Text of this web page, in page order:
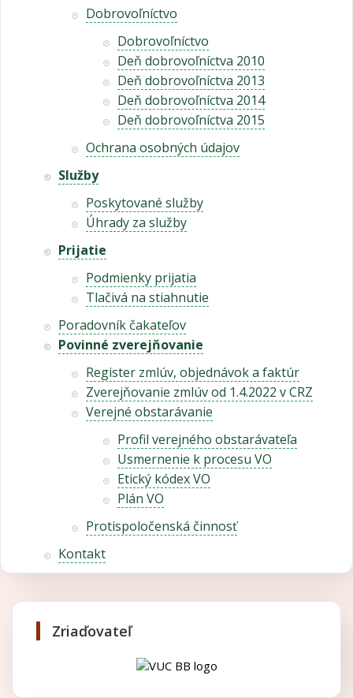
Dobrovoľníctvo
Dobrovoľníctvo
Deň dobrovoľníctva 2010
Deň dobrovoľníctva 2013
Deň dobrovoľníctva 2014
Deň dobrovoľníctva 2015
Ochrana osobných údajov
Služby
Poskytované služby
Úhrady za služby
Prijatie
Podmienky prijatia
Tlačivá na stiahnutie
Poradovník čakateľov
Povinné zverejňovanie
Register zmlúv, objednávok a faktúr
Zverejňovanie zmlúv od 1.4.2022 v CRZ
Verejné obstarávanie
Profil verejného obstarávateľa
Usmernenie k procesu VO
Etický kódex VO
Plán VO
Protispoločenská činnosť
Kontakt
Zriaďovateľ